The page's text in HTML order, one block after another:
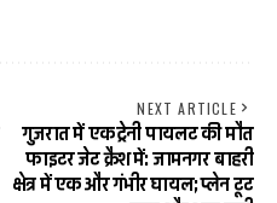
NEXT ARTICLE
गुजरात में एक ट्रेनी पायलट की मौत
फाइटर जेट क्रैश में: जामनगर बाहरी
क्षेत्र में एक और गंभीर घायल; प्लेन टूट